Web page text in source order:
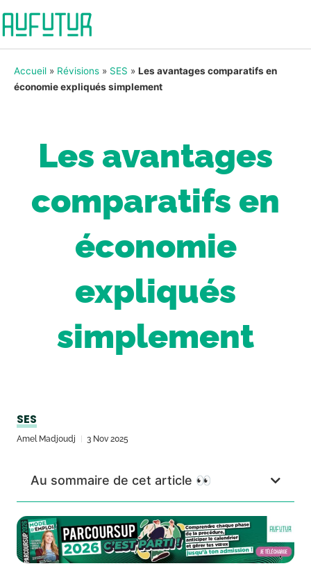
Accueil » Révisions » SES » Les avantages comparatifs en
économie expliqués simplement
Les avantages
comparatifs en
économie
expliqués
simplement
SES
Amel Madjoudj 3 Nov 2025
Au sommaire de cet article 👀